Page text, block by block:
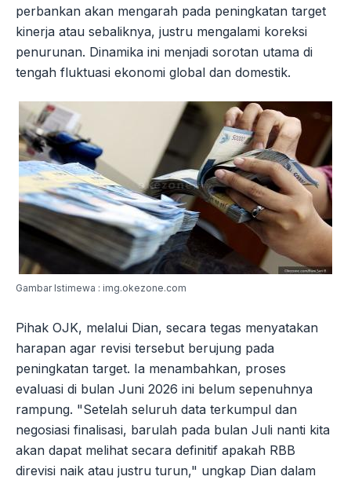
perbankan akan mengarah pada peningkatan target
kinerja atau sebaliknya, justru mengalami koreksi
penurunan. Dinamika ini menjadi sorotan utama di
tengah fluktuasi ekonomi global dan domestik.
Gambar Istimewa : img.okezone.com
Pihak OJK, melalui Dian, secara tegas menyatakan
harapan agar revisi tersebut berujung pada
peningkatan target. Ia menambahkan, proses
evaluasi di bulan Juni 2026 ini belum sepenuhnya
rampung. "Setelah seluruh data terkumpul dan
negosiasi finalisasi, barulah pada bulan Juli nanti kita
akan dapat melihat secara definitif apakah RBB
direvisi naik atau justru turun," ungkap Dian dalam